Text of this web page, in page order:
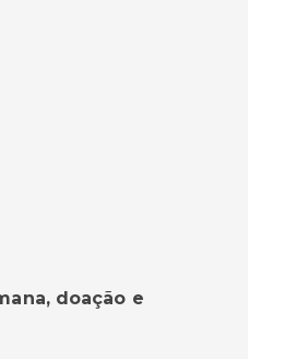
doação e